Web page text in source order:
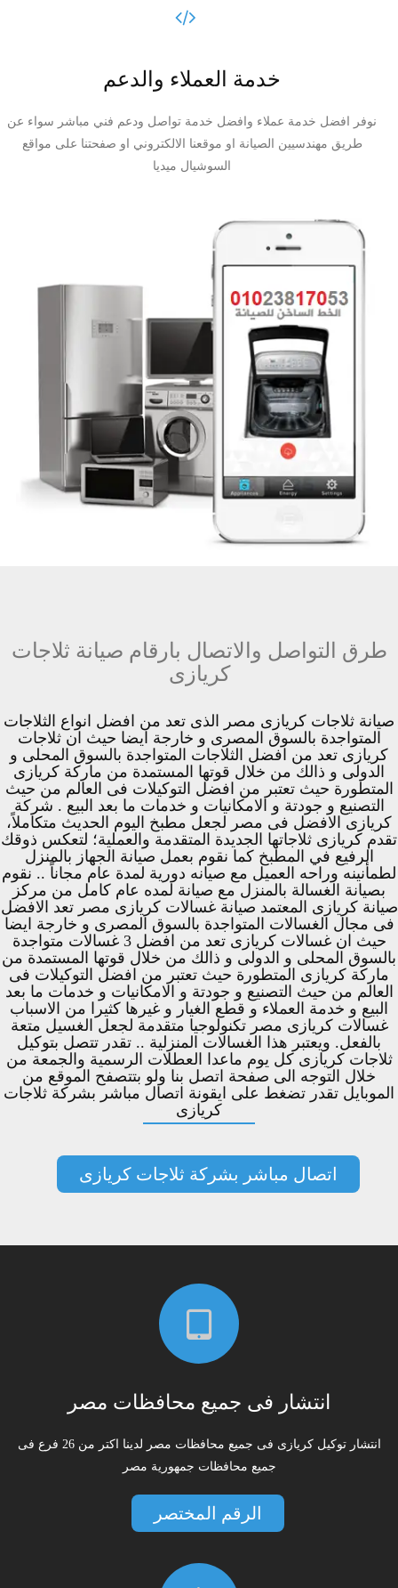
خدمة العملاء والدعم
نوفر افضل خدمة عملاء وافضل خدمة تواصل ودعم فني مباشر سواء عن
طريق مهندسيين الصيانة او موقعنا الالكتروني او صفحتنا على مواقع
السوشيال ميديا
طرق التواصل والاتصال بارقام صيانة ثلاجات
كريازى
صيانة ثلاجات كريازى مصر الذى تعد من افضل انواع الثلاجات
المتواجدة بالسوق المصرى و خارجة ايضا حيث ان ثلاجات
كريازى تعد من افضل الثلاجات المتواجدة بالسوق المحلى و
الدولى و ذالك من خلال قوتها المستمدة من ماركة كريازى
المتطورة حيث تعتبر من افضل التوكيلات فى العالم من حيث
التصنيع و جودتة و الامكانيات و خدمات ما بعد البيع . شركة
كريازى الافضل فى مصر لجعل مطبخ اليوم الحديث متكاملاً،
تقدم كريازى ثلاجاتها الجديدة المتقدمة والعملية؛ لتعكس ذوقك
الرفيع في المطبخ كما نقوم بعمل صيانة الجهاز بالمنزل
لطمأنينه وراحه العميل مع صيانه دورية لمدة عام مجاناً .. نقوم
بصيانة الغسالة بالمنزل مع صيانة لمده عام كامل من مركز
صيانة كريازى المعتمد صيانة غسالات كريازى مصر تعد الافضل
فى مجال الغسالات المتواجدة بالسوق المصرى و خارجة ايضا
حيث ان غسالات كريازى تعد من افضل 3 غسالات متواجدة
بالسوق المحلى و الدولى و ذالك من خلال قوتها المستمدة من
ماركة كريازى المتطورة حيث تعتبر من افضل التوكيلات فى
العالم من حيث التصنيع و جودتة و الامكانيات و خدمات ما بعد
البيع و خدمة العملاء و قطع الغيار و غيرها كثيرا من الاسباب
غسالات كريازى مصر تكنولوجيا متقدمة لجعل الغسيل متعة
بالفعل. ويعتبر هذا الغسالات المنزلية .. تقدر تتصل بتوكيل
ثلاجات كريازى كل يوم ماعدا العطلات الرسمية والجمعة من
خلال التوجه الى صفحة اتصل بنا ولو بتتصفح الموقع من
الموبايل تقدر تضغط على ايقونة اتصال مباشر بشركة ثلاجات
كريازى
اتصال مباشر بشركة ثلاجات كريازى
انتشار فى جميع محافظات مصر
انتشار توكيل كريازى فى جميع محافظات مصر لدينا اكتر من 26 فرع فى
جميع محافظات جمهورية مصر
الرقم المختصر